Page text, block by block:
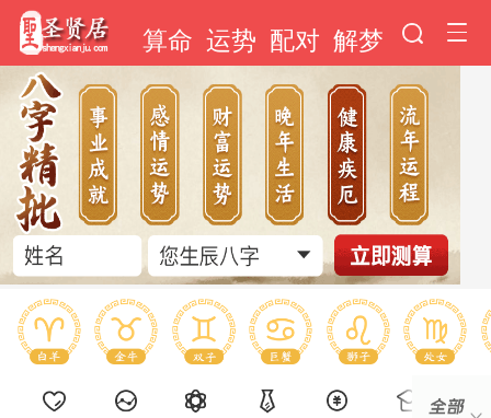
算命 运势 配对 解梦